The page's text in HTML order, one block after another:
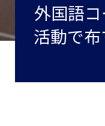
外国語
活動で